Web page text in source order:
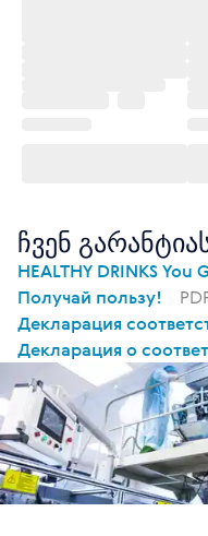
ჩვენ
HEALTHY DRINKS
Получай пользу!
Декларация
Декларация о